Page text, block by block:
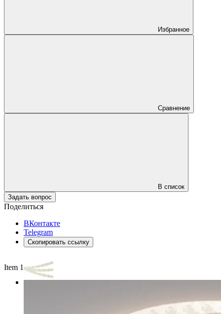
Избранное
Сравнение
В список
Задать вопрос
Поделиться
ВКонтакте
Telegram
Скопировать ссылку
Item 1 of 3